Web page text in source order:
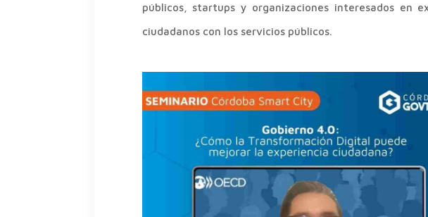
públicos, startups y organizaciones interesados en
ciudadanos con los servicios públicos.